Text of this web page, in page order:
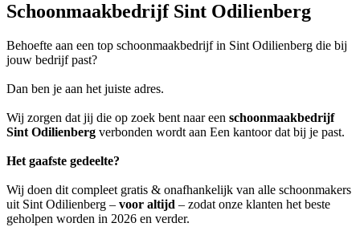
Schoonmaakbedrijf Sint Odilienberg
Behoefte aan een top schoonmaakbedrijf in Sint Odilienberg die bij
jouw bedrijf past?
Dan ben je aan het juiste adres.
Wij zorgen dat jij die op zoek bent naar een schoonmaakbedrijf
Sint Odilienberg verbonden wordt aan Een kantoor dat bij je past.
Het gaafste gedeelte?
Wij doen dit compleet gratis & onafhankelijk van alle schoonmakers
uit Sint Odilienberg – voor altijd – zodat onze klanten het beste
geholpen worden in 2026 en verder.